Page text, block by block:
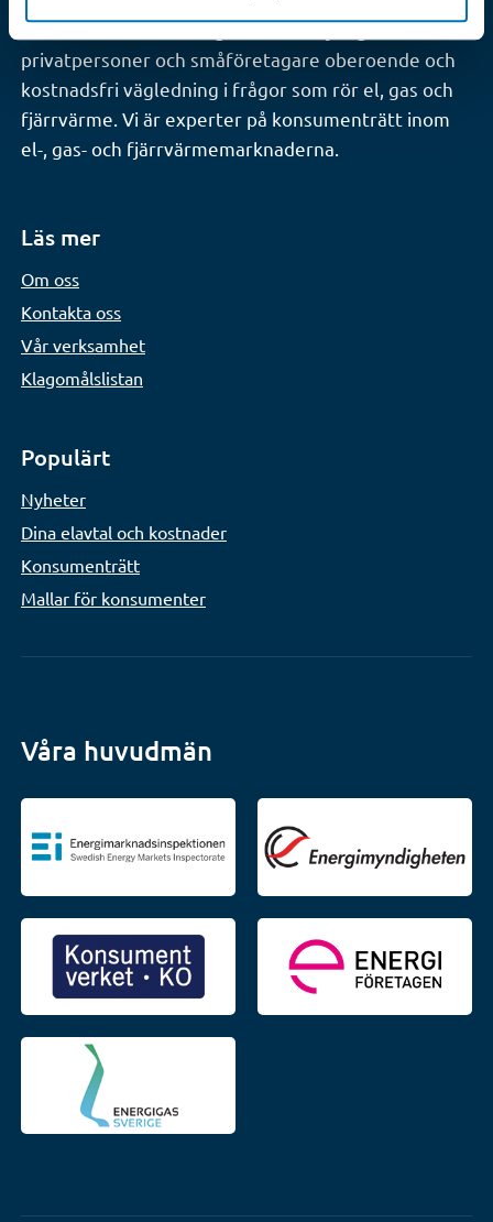
Konsumenternas Energimarknadsbyrå ger
privatpersoner och småföretagare oberoende och
kostnadsfri vägledning i frågor som rör el, gas och
fjärrvärme. Vi är experter på konsumenträtt inom
el-, gas- och fjärrvärmemarknaderna.
Läs mer
Om oss
Kontakta oss
Vår verksamhet
Klagomålslistan
Populärt
Nyheter
Dina elavtal och kostnader
Konsumenträtt
Mallar för konsumenter
Våra huvudmän